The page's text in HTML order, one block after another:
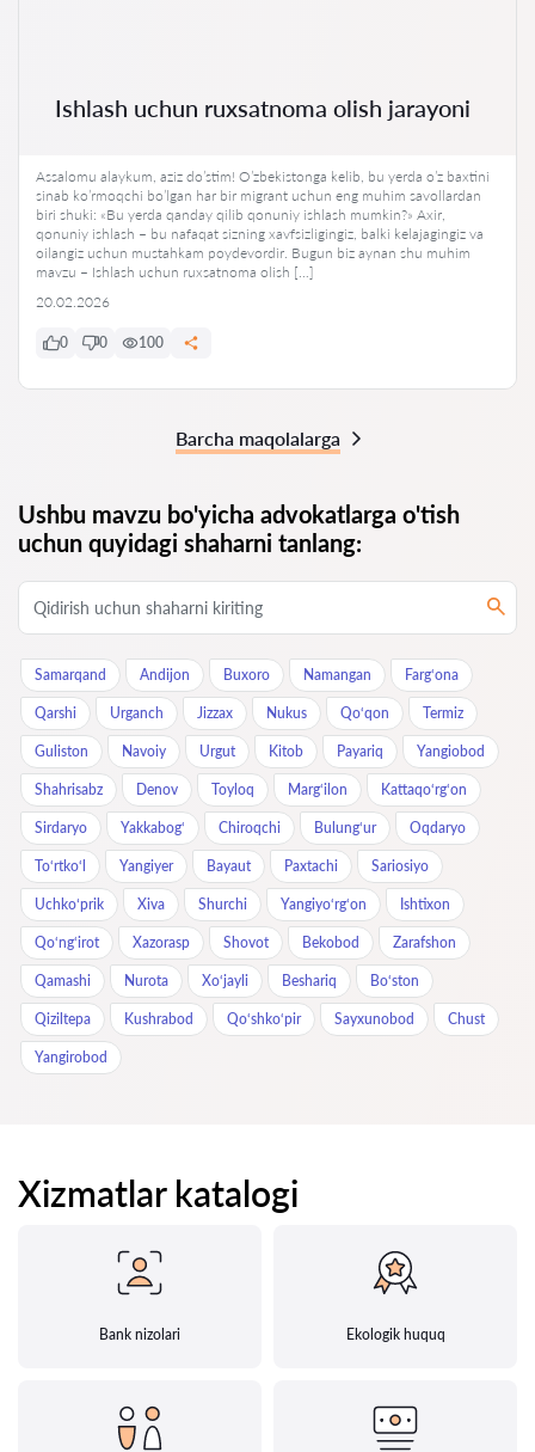
Ishlash uchun ruxsatnoma olish jarayoni
Assalomu alaykum, aziz do’stim! O’zbekistonga kelib, bu yerda o’z baxtini
sinab ko’rmoqchi bo’lgan har bir migrant uchun eng muhim savollardan
biri shuki: «Bu yerda qanday qilib qonuniy ishlash mumkin?» Axir,
qonuniy ishlash – bu nafaqat sizning xavfsizligingiz, balki kelajagingiz va
oilangiz uchun mustahkam poydevordir. Bugun biz aynan shu muhim
mavzu – Ishlash uchun ruxsatnoma olish […]
20.02.2026
0 0 100
Barcha maqolalarga
Ushbu mavzu bo'yicha advokatlarga o'tish
uchun quyidagi shaharni tanlang:
Samarqand Andijon Buxoro Namangan Farg‘ona
Qarshi Urganch Jizzax Nukus Qo‘qon Termiz
Guliston Navoiy Urgut Kitob Payariq Yangiobod
Shahrisabz Denov Toyloq Marg‘ilon Kattaqo‘rg‘on
Sirdaryo Yakkabog‘ Chiroqchi Bulung‘ur Oqdaryo
To‘rtko‘l Yangiyer Bayaut Paxtachi Sariosiyo
Uchkoʻprik Xiva Shurchi Yangiyo‘rg‘on Ishtixon
Qo‘ng‘irot Xazorasp Shovot Bekobod Zarafshon
Qamashi Nurota Xo‘jayli Beshariq Bo‘ston
Qiziltepa Kushrabod Qo‘shko‘pir Sayxunobod Chust
Yangirobod
Xizmatlar katalogi
Bank nizolari Ekologik huquq